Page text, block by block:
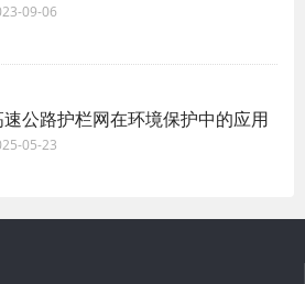
09-06
速公路护栏网在环境保护中的应用
05-23